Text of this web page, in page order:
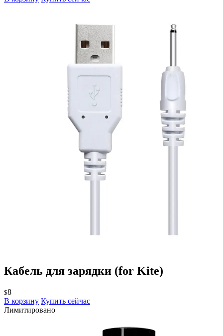
Кабель для зарядки (for Kite)
$8
В корзину Купить сейчас
Лимитировано